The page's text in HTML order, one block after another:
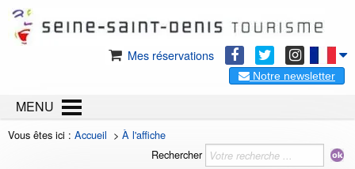
Mes réservations
Notre newsletter
MENU
Vous êtes ici : Accueil > À l'affiche
Rechercher